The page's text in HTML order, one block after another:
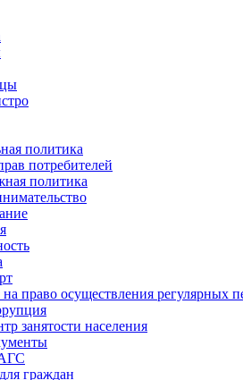
политика
потребителей
политика
право осуществления регулярных
занятости населения
граждан